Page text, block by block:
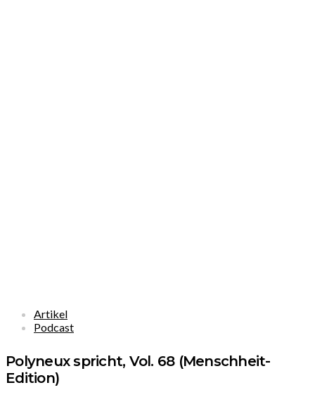
Artikel
Podcast
Polyneux spricht, Vol. 68 (Menschheit-
Edition)